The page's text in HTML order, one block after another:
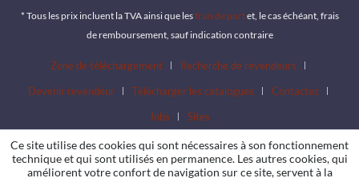
* Tous les prix incluent la TVA ainsi que lesfrais de portet, le cas échéant, frais
de remboursement, sauf indication contraire
Zone de téléchargement
Recherche de revendeurs
Devenir revendeur
Télécharger les catalogues
Contactez
Jobs
Sites
Ce site utilise des cookies qui sont nécessaires à son fonctionnement
technique et qui sont utilisés en permanence. Les autres cookies, qui
améliorent votre confort de navigation sur ce site, servent à la